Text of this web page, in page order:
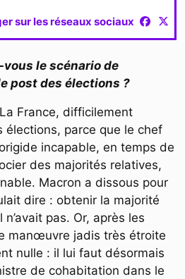
sur les réseaux sociaux
le scénario de
post des élections ?
France, difficilement
élections, parce que le chef
incapable, en temps de
des majorités relatives,
Macron a dissous pour
dire : obtenir la majorité
pas. Or, après les
manœuvre jadis très étroite
nulle : il lui faut désormais
de cohabitation dans le